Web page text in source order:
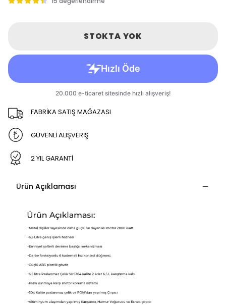
STOKTA YOK
FABRİKA SATIŞ MAĞAZASI
GÜVENLİ ALIŞVERİŞ
2 YIL GARANTİ
Ürün Açıklaması